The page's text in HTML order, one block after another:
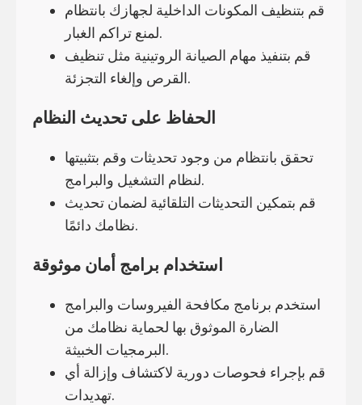
قم بتنظيف المكونات الداخلية لجهازك بانتظام
لمنع تراكم الغبار.
قم بتنفيذ مهام الصيانة الروتينية مثل تنظيف
القرص وإلغاء التجزئة.
الحفاظ على تحديث النظام
تحقق بانتظام من وجود تحديثات وقم بتثبيتها
لنظام التشغيل والبرامج.
قم بتمكين التحديثات التلقائية لضمان تحديث
نظامك دائمًا.
استخدام برامج أمان موثوقة
استخدم برنامج مكافحة الفيروسات والبرامج
الضارة الموثوق بها لحماية نظامك من
البرمجيات الخبيثة.
قم بإجراء فحوصات دورية لاكتشاف وإزالة أي
تهديدات.